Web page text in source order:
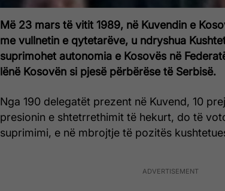
Më 23 mars të vitit 1989, në Kuvendin e
me vullnetin e qytetarëve, u ndryshua
suprimohet autonomia e Kosovës në
lënë Kosovën si pjesë përbërëse të Serbisë.
Nga 190 delegatët prezent në Kuvend, 10
presionin e shtetrrethimit të hekurt, do të
suprimimi, e në mbrojtje të pozitës